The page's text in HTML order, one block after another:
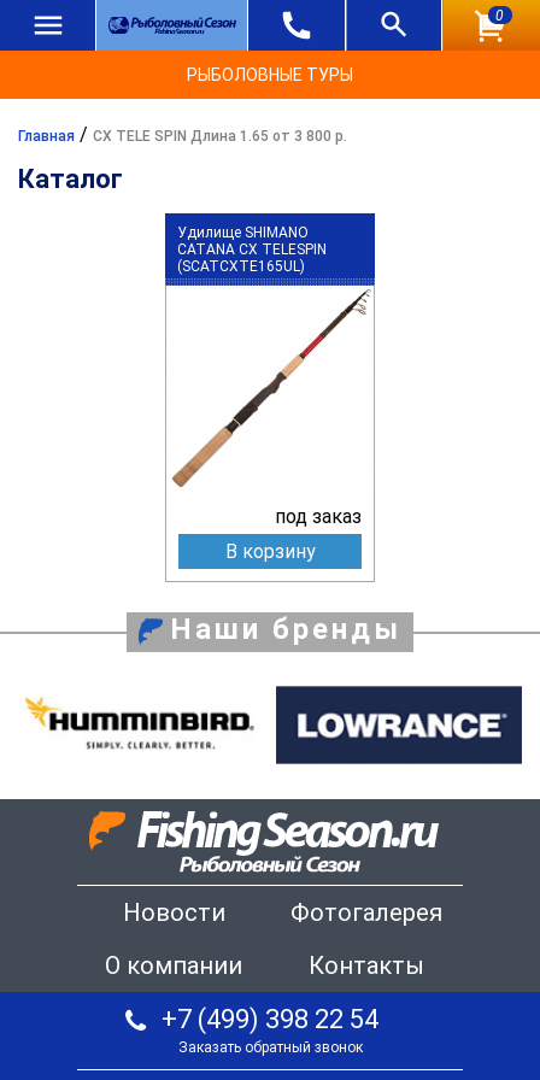
0
РЫБОЛОВНЫЕ ТУРЫ
Главная / CX TELE SPIN Длина 1.65 от 3 800 р.
Каталог
Удилище SHIMANO
CATANA CX TELESPIN
(SCATCXTE165UL)
под заказ
В корзину
Наши бренды
Новости
Фотогалерея
О компании
Контакты
+7 (499) 398 22 54
Заказать обратный звонок